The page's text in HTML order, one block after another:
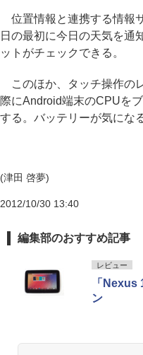
位置情報と連携する情報
日の最初に今日の天気を通
ットがチェックできる。
このほか、タッチ操作の
際にAndroid端末のCPUを
する。バッテリーが気にな
(津田 啓夢)
2012/10/30 13:40
編集部のおすすめ記事
レビュー
「Nexus
ン